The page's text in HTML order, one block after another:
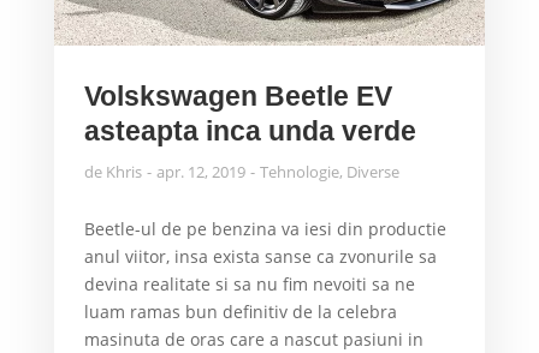
Volskswagen Beetle EV
asteapta inca unda verde
de Khris apr. 12, 2019 Tehnologie, Diverse
Beetle-ul de pe benzina va iesi din productie
anul viitor, insa exista sanse ca zvonurile sa
devina realitate si sa nu fim nevoiti sa ne
luam ramas bun definitiv de la celebra
masinuta de oras care a nascut pasiuni in